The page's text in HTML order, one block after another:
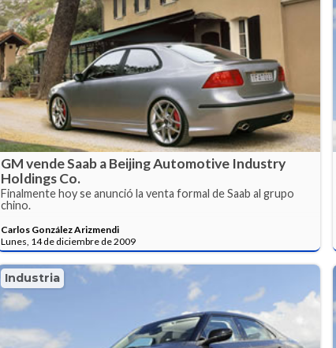
GM vende Saab a Beijing Automotive Industry
Holdings Co.
Finalmente hoy se anunció la venta formal de Saab al grupo
chino.
Carlos González Arizmendi
Lunes, 14 de diciembre de 2009
Industria